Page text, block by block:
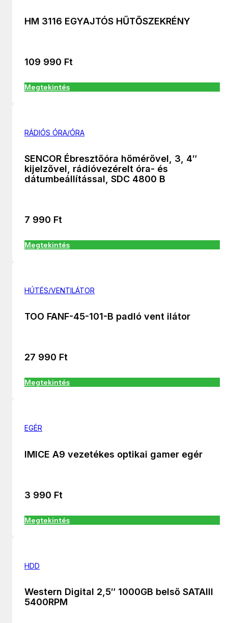
HM 3116 EGYAJTÓS HŰTŐSZEKRÉNY
109 990 Ft
Megtekintés
RÁDIÓS ÓRA/ÓRA
SENCOR Ébresztőóra hőmérővel, 3, 4″
kijelzővel, rádióvezérelt óra- és
dátumbeállítással, SDC 4800 B
7 990 Ft
Megtekintés
HÚTÉS/VENTILÁTOR
TOO FANF-45-101-B padló vent ilátor
27 990 Ft
Megtekintés
EGÉR
IMICE A9 vezetékes optikai gamer egér
3 990 Ft
Megtekintés
HDD
Western Digital 2,5″ 1000GB belső SATAIII
5400RPM